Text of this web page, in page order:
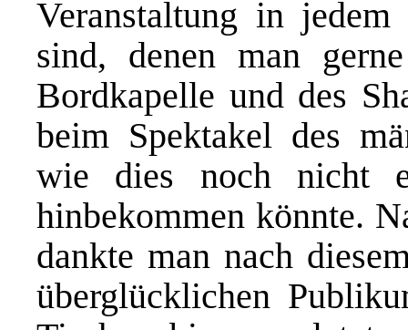
Veranstaltung in jedem
sind, denen man
Bordkapelle und des
beim Spektakel des
wie dies noch nicht
hinbekommen könnte.
dankte man nach
überglücklichen